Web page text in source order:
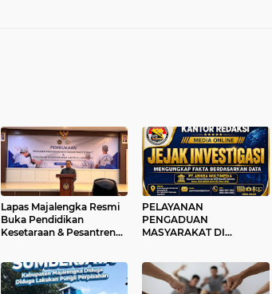
Lapas Majalengka Resmi
Buka Pendidikan
Kesetaraan & Pesantren
Ilmu Agama
PELAYANAN
PENGADUAN
MASYARAKAT DI
JEJAKINVESTIGASI